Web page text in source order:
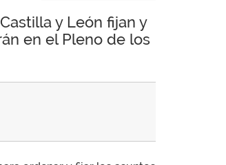
y León fijan y
en el Pleno de los